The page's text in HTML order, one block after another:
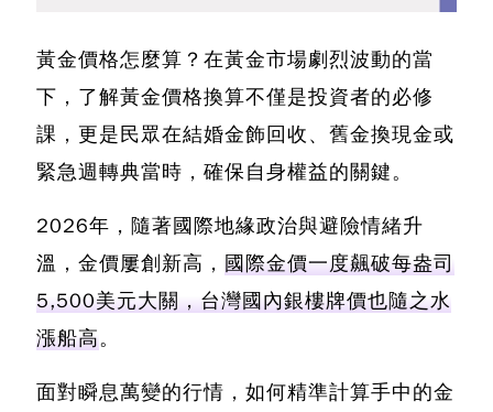
黃金價格怎麼算？在黃金市場劇烈波動的當
下，了解黃金價格換算不僅是投資者的必修
課 ，更是民眾在結婚金飾回收、舊金換現金或
緊急週轉典當時，確保自身權益的關鍵。
2026年，隨著國際地緣政治與避險情緒升
溫，金價屢創新高， 國際金價一度飆破每盎司
5,500美元大關，台灣國內銀樓牌價也隨之水
漲船高。
面對瞬息萬變的行情，如何精準計算手中的金